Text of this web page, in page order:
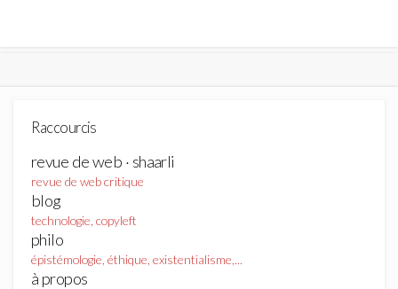
Raccourcis
revue de web · shaarli
revue de web critique
blog
technologie, copyleft
philo
épistémologie, éthique, existentialisme,...
à propos